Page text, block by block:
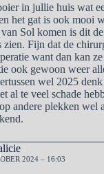
in jullie huis wat
het gat is ook mooi
Sol komen is dit de
zien. Fijn dat de
want dan kan
ook gewoon weer
wel 2025
al te veel schade
andere plekken wel
2024 – 16:03